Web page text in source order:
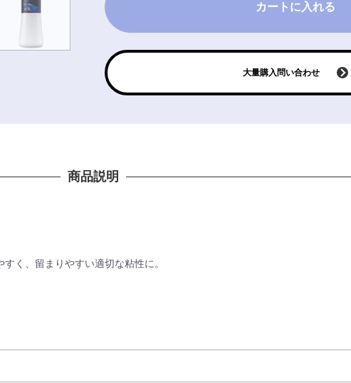
カートに入れる
大量購入問い合わせ
商品説明
く、留まりやすい適切な粘性に。